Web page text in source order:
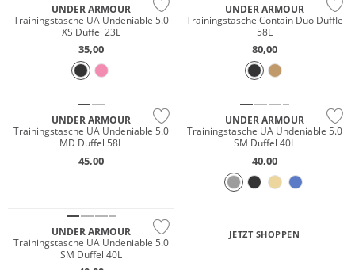
UNDER ARMOUR
Trainingstasche UA Undeniable 5.0
XS Duffel 23L
35,00
UNDER ARMOUR
Trainingstasche Contain Duo Duffle
58L
80,00
UNDER ARMOUR
Trainingstasche UA Undeniable 5.0
MD Duffel 58L
45,00
UNDER ARMOUR
Trainingstasche UA Undeniable 5.0
SM Duffel 40L
40,00
UNDER ARMOUR
Trainingstasche UA Undeniable 5.0
SM Duffel 40L
JETZT SHOPPEN